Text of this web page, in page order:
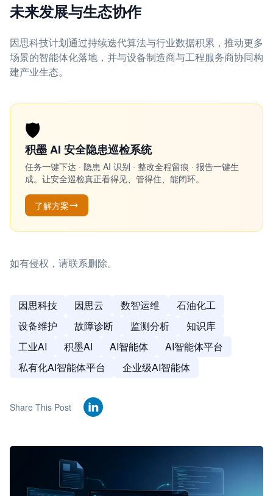
未来发展与生态协作
因思科技计划通过持续迭代算法与行业数据积累，推动更多
场景的智能体化落地，并与设备制造商与工程服务商协同构
建产业生态。
🛡️
积墨 AI 安全隐患巡检系统
任务一键下达 · 隐患 AI 识别 · 整改全程留痕 · 报告一键生
成。让安全巡检真正看得见、管得住、能闭环。
了解方案
如有侵权，请联系删除。
因思科技 因思云 数智运维
石油化工
设备维护
故障诊断 监测分析
知识库
工业AI
积墨AI AI智能体
AI智能体平台
私有化AI智能体平台
企业级AI智能体
Share This Post